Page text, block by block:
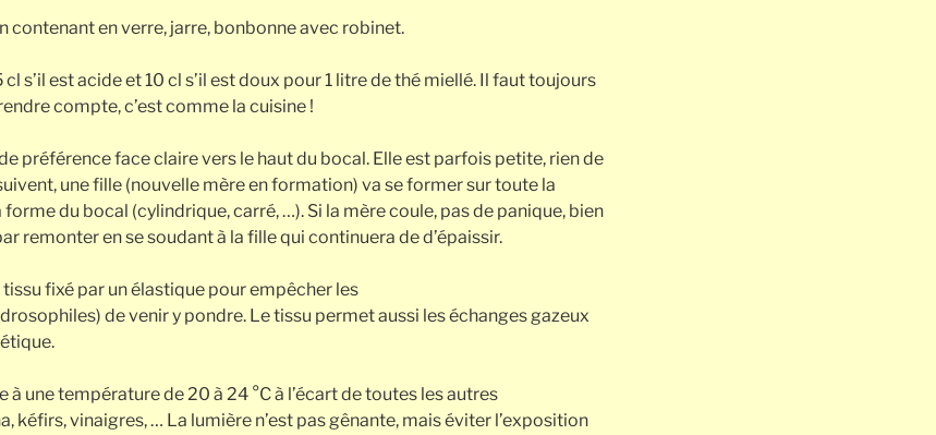
contenant en verre, jarre, bonbonne avec robinet.
s’il est acide et 10 cl s’il est doux pour 1 litre de thé miellé. Il faut toujours
compte, c’est comme la cuisine !
préférence face claire vers le haut du bocal. Elle est parfois petite, rien de
une fille (nouvelle mère en formation) va se former sur toute la
du bocal (cylindrique, carré, …). Si la mère coule, pas de panique, bien
remonter en se soudant à la fille qui continuera de d’épaissir.
fixé par un élastique pour empêcher les
de venir y pondre. Le tissu permet aussi les échanges gazeux
à une température de 20 à 24 °C à l’écart de toutes les autres
kéfirs, vinaigres, … La lumière n’est pas gênante, mais éviter l’exposition